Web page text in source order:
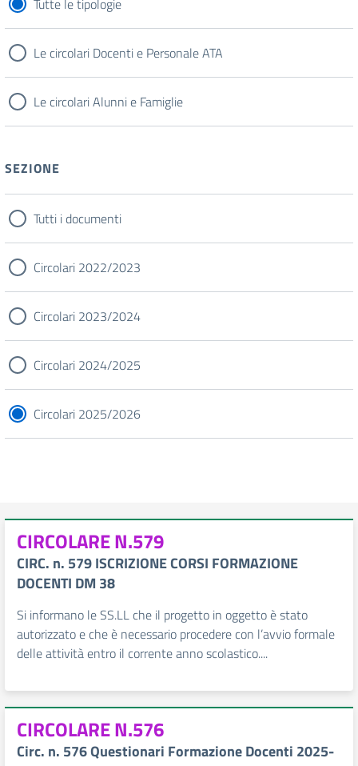
Tutte le tipologie
Le circolari Docenti e Personale ATA
Le circolari Alunni e Famiglie
SEZIONE
Tutti i documenti
Circolari 2022/2023
Circolari 2023/2024
Circolari 2024/2025
Circolari 2025/2026
CIRCOLARE N.579
CIRC. n. 579 ISCRIZIONE CORSI FORMAZIONE
DOCENTI DM 38
Si informano le SS.LL che il progetto in oggetto è stato
autorizzato e che è necessario procedere con l’avvio formale
delle attività entro il corrente anno scolastico....
CIRCOLARE N.576
Circ. n. 576 Questionari Formazione Docenti 2025-